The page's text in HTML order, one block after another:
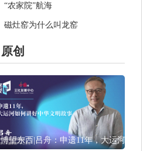
“农家院”航海
磁灶窑为什么叫龙窑
原创
博望东西|吕舟：申遗11年，大运河